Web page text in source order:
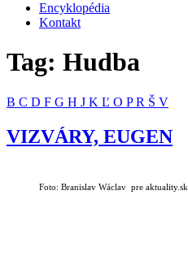
Encyklopédia
Kontakt
Tag: Hudba
B C D F G H J K Ľ O PR Š V
VIZVÁRY, EUGEN
Foto: Branislav Wáclav pre aktuality.sk